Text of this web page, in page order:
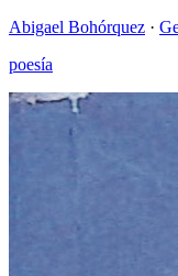
Abigael Bohórquez ·
poesía